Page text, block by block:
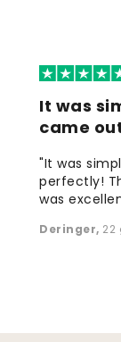
It was
came
"It was
perfectly!
was
Deringer, 22